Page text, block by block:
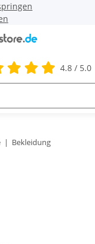
4.8 / 5.0
Bekleidung